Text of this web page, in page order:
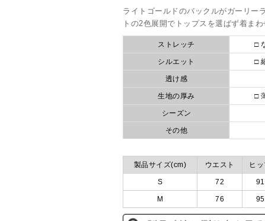
ライトゴールドのバックルがガーリー
トの2色展開でトップスを選ばず着まわ
ストレッチ □
シルエット □
透け感
生地の厚み □
シーズン
その他
製品サイズ(cm) ウエスト ヒ
S 72 91
M 76 95